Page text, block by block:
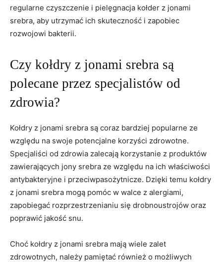
regularne ‍czyszczenie‍ i pielęgnacja kołder ⁣z jonami
srebra, ​aby utrzymać ich skuteczność i ​zapobiec
rozwojowi bakterii.
Czy kołdry z jonami srebra są
polecane przez specjalistów od
zdrowia?
Kołdry z jonami srebra są coraz bardziej popularne ze⁣
względu na swoje potencjalne korzyści zdrowotne.
Specjaliści⁣ od zdrowia zalecają korzystanie z produktów
‌zawierających jony srebra ze względu na ich właściwości ​
antybakteryjne i przeciwpasożytnicze. Dzięki temu kołdry
z jonami srebra mogą ​pomóc​ w walce⁤ z alergiami,
‍zapobiegać rozprzestrzenianiu się drobnoustrojów oraz
poprawić jakość snu.
Choć kołdry z jonami srebra mają‌ wiele zalet
zdrowotnych, należy ⁣pamiętać‍ również ​o możliwych